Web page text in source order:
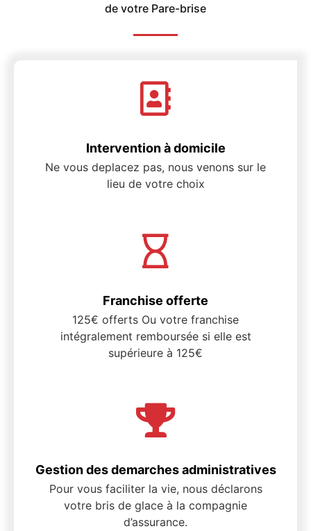
de votre Pare-brise
Intervention à domicile
Ne vous deplacez pas, nous venons sur le
lieu de votre choix
Franchise offerte
125€ offerts Ou votre franchise
intégralement remboursée si elle est
supérieure à 125€
Gestion des demarches administratives
Pour vous faciliter la vie, nous déclarons
votre bris de glace à la compagnie
d’assurance.